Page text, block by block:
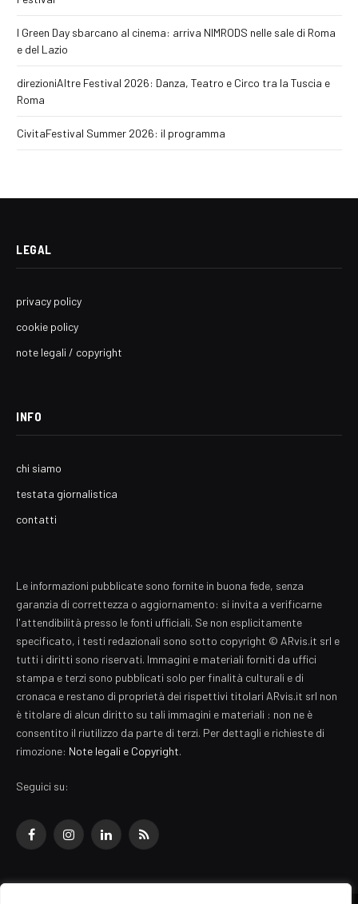
I Green Day sbarcano al cinema: arriva NIMRODS nelle sale di Roma
e del Lazio
direzioniAltre Festival 2026: Danza, Teatro e Circo tra la Tuscia e
Roma
CivitaFestival Summer 2026: il programma
LEGAL
privacy policy
cookie policy
note legali / copyright
INFO
chi siamo
testata giornalistica
contatti
Le informazioni pubblicate sono fornite in buona fede, senza
garanzia di correttezza o aggiornamento: si invita a verificarne
l'attendibilità presso le fonti ufficiali. Se non esplicitamente
specificato, i testi redazionali sono sotto copyright © ARvis.it srl e
tutti i diritti sono riservati. Immagini e materiali forniti da uffici
stampa e terzi sono pubblicati solo per finalità culturali e di
cronaca e restano di proprietà dei rispettivi titolari ARvis.it srl non
è titolare di alcun diritto su tali immagini e materiali : non ne è
consentito il riutilizzo da parte di terzi. Per dettagli e richieste di
rimozione: Note legali e Copyright.
Seguici su:
FacebookInstagramLinkedInRSS